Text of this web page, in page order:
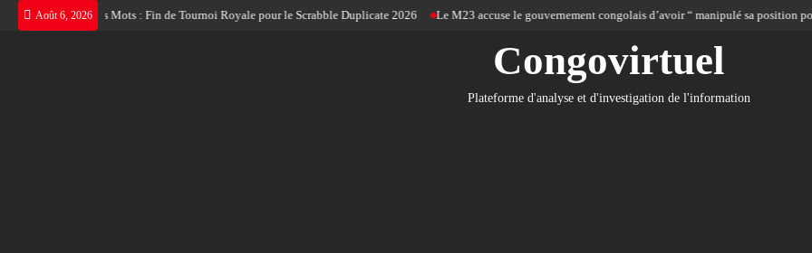
Skip
Août 6, 2026
Roi des Mots : Fin de Tournoi Royale pour le Scrabble Duplicate 2026 Le M23 accuse le gouvernement congolais d’avoir “ manipulé sa position pour
Congovirtuel
Plateforme d'analyse et d'investigation de l'information